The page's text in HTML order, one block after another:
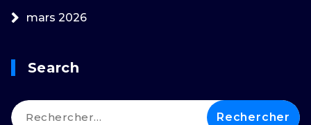
mars 2026
Search
Rechercher :